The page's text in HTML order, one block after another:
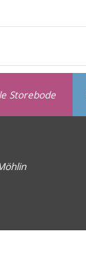
Storebode